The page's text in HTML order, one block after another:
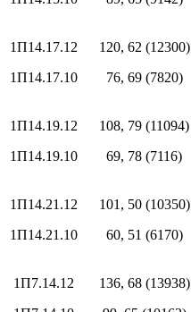
1П14.17.12
1П14.17.10
120, 62 (12300)
76, 69 (7820)
1П14.19.12
1П14.19.10
108, 79 (11094)
69, 78 (7116)
1П14.21.12
1П14.21.10
101, 50 (10350)
60, 51 (6170)
1П7.14.12
136, 68 (13938)